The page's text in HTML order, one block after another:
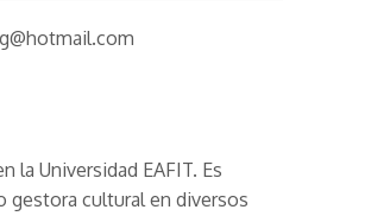
la Universidad EAFIT. Es
gestora cultural en diversos